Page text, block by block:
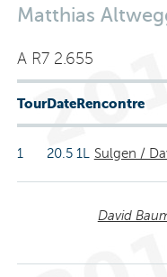
Matthias
A R7 2.655
TourDateRencontre
1 20.5 1L Sulgen /
David